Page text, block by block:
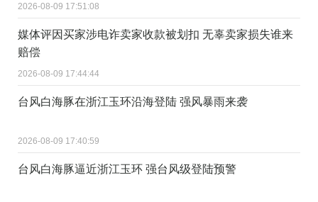
2026-08-09 17:51:08
媒体评因买家涉电诈卖家收款被划扣 无辜卖家损失谁来
赔偿
2026-08-09 17:44:44
台风白海豚在浙江玉环沿海登陆 强风暴雨来袭
2026-08-09 17:40:59
台风白海豚逼近浙江玉环 强台风级登陆预警